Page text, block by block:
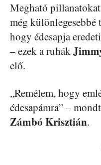
Megható pillanatokat
még különlegesebbé
hogy édesapja
– ezek a ruhák
elő.
„Remélem, hogy
édesapámra” –
Zámbó Krisztián.